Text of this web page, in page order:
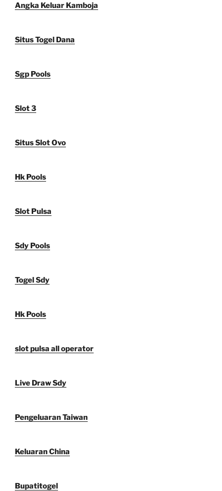
Angka Keluar Kamboja
Situs Togel Dana
Sgp Pools
Slot 3
Situs Slot Ovo
Hk Pools
Slot Pulsa
Sdy Pools
Togel Sdy
Hk Pools
slot pulsa all operator
Live Draw Sdy
Pengeluaran Taiwan
Keluaran China
Bupatitogel